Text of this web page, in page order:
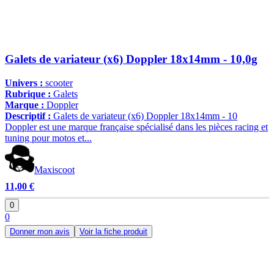
Galets de variateur (x6) Doppler 18x14mm - 10,0g
Univers : scooter
Rubrique : Galets
Marque : Doppler
Descriptif : Galets de variateur (x6) Doppler 18x14mm - 10
Doppler est une marque française spécialisé dans les pièces racing et
tuning pour motos et...
Maxiscoot
11,00 €
0
0
Donner mon avis Voir la fiche produit